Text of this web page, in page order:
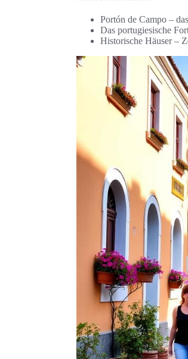
Portón de Campo –
Das portugiesische
Historische Häuser –